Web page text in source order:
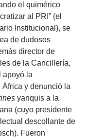
el quimérico
al PRI” (el
Institucional), se
de dudosos
director de
de la Cancillería,
apoyó la
y denunció la
yanquis a la
(cuyo presidente
descollante de
Fueron